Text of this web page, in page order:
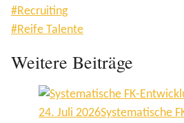
#Recruiting
#Reife Talente
Weitere Beiträge
24. Juli 2026Systematische